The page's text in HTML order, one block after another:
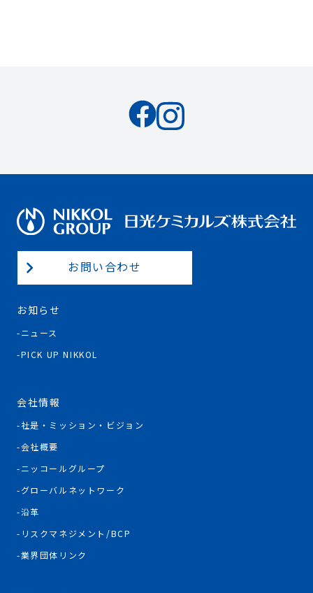
お問い合わせ
お知らせ
ニュース
PICK UP NIKKOL
会社情報
社是・ミッション・ビジョン
会社概要
ニッコールグループ
グローバルネットワーク
沿革
リスクマネジメント/BCP
業界団体リンク